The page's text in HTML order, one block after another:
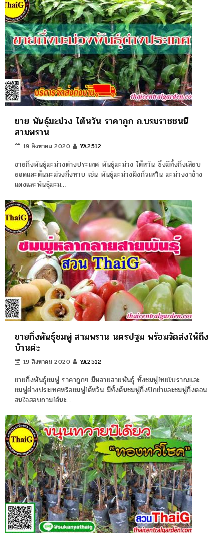
ขาย พันธุ์มะม่วง ไต้หวัน ราคาถูก ถ.บรมราชชนนี
สามพราน
19 สิงหาคม 2020 YA2512
ขายกิ่งพันธุ์มะม่วงต่างประเทศ พันธุ์มะม่วง ไต้หวัน ซึ่งมีทั้งกิ่งเสียบ
ยอดและต้นมะม่วงกิ่งทาบ เช่น พันธุ์มะม่วงผิงกั่วเหวิน มะม่วงงาช้าง
แดงและพันธุ์มะม…
ขายกิ่งพันธุ์ชมพู่ สามพราน นครปฐม พร้อมจัดส่งให้ถึง
บ้านค่ะ
19 สิงหาคม 2020 YA2512
ขายกิ่งพันธุ์ชมพู่ ราคาถูกๆ มีหลายสายพันธุ์ ทั้งชมพู่ไทยโบราณและ
ชมพู่ต่างประเทศหรือชมพู่ไต้หวัน มีทั้งต้นชมพู่กิ่งปักชำและชมพู่กิ่งตอน
สนใจสอบถามได้นะ…